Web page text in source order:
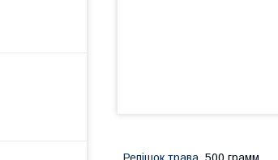
Репішок трава, 500 грамм